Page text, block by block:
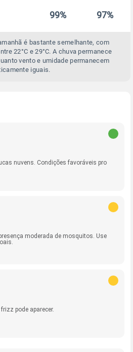
99% 97%
é bastante semelhante, com
22°C e 29°C. A chuva permanece
vento e umidade permanecem
iguais.
nuvens. Condições favoráveis pro
moderada de mosquitos. Use
pode aparecer.